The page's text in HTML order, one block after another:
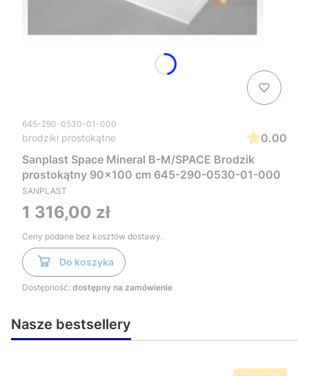
645-290-0530-01-000
brodziki prostokątne
0.00
Sanplast Space Mineral B-M/SPACE Brodzik
prostokątny 90x100 cm 645-290-0530-01-000
SANPLAST
Cena
1 316,00 zł
Ceny podane bez kosztów dostawy.
Do koszyka
Dostępność: dostępny na zamówienie
Nasze bestsellery